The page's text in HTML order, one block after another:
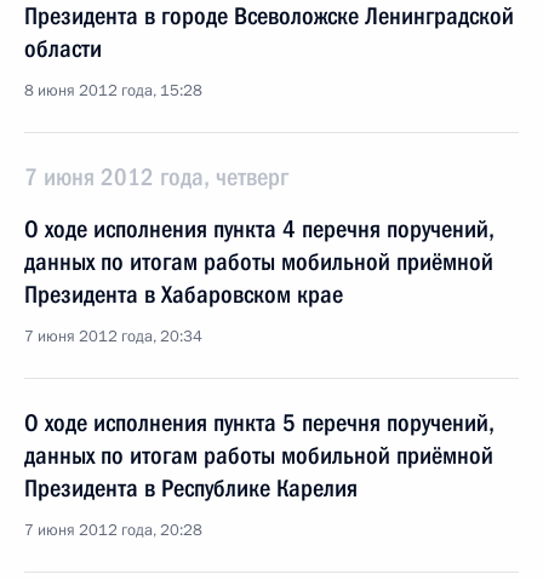
Президента в городе Всеволожске Ленинградской
области
8 июня 2012 года, 15:28
7 июня 2012 года, четверг
О ходе исполнения пункта 4 перечня поручений,
данных по итогам работы мобильной приёмной
Президента в Хабаровском крае
7 июня 2012 года, 20:34
О ходе исполнения пункта 5 перечня поручений,
данных по итогам работы мобильной приёмной
Президента в Республике Карелия
7 июня 2012 года, 20:28